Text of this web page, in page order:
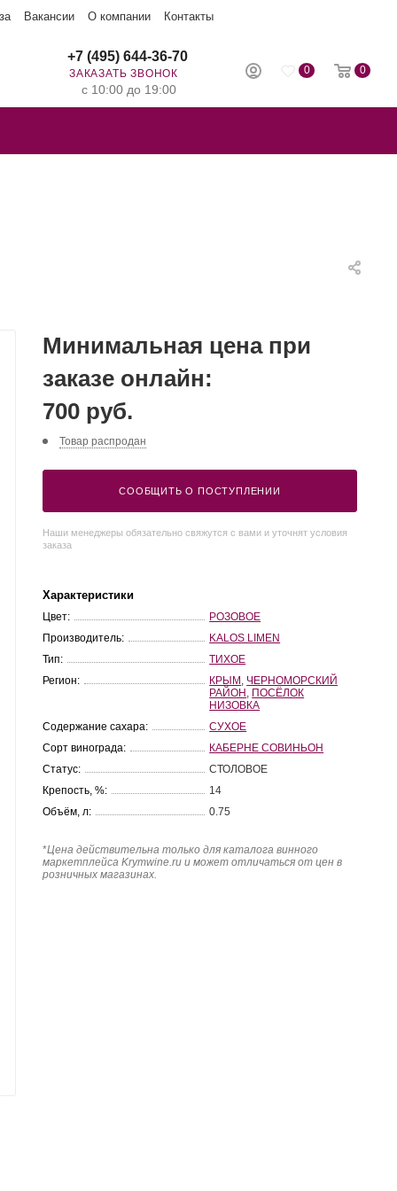
Вакансии О компании Контакты
0 0
+7 (495) 644-36-70
ЗАКАЗАТЬ ЗВОНОК
с 10:00 до 19:00
Минимальная цена при
заказе онлайн:
700 руб.
Товар распродан
СООБЩИТЬ О ПОСТУПЛЕНИИ
Наши менеджеры обязательно свяжутся с вами и уточнят условия
заказа
Характеристики
Цвет:
РОЗОВОЕ
Производитель:
KALOS LIMEN
Тип:
ТИХОЕ
Регион:
КРЫМ ЧЕРНОМОРСКИЙ
РАЙОН ПОСЁЛОК
НИЗОВКА
Содержание сахара:
СУХОЕ
Сорт винограда:
КАБЕРНЕ СОВИНЬОН
Статус:
СТОЛОВОЕ
Крепость, %:
14
Объём, л:
0.75
*Цена действительна только для каталога винного
маркетплейса Krymwine.ru и может отличаться от цен в
розничных магазинах.